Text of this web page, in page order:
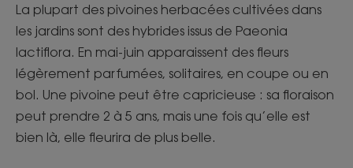
La plupart des pivoines herbacées cultivées dans
les jardins sont des hybrides issus de Paeonia
lactiflora. En mai-juin apparaissent des fleurs
légèrement parfumées, solitaires, en coupe ou en
bol. Une pivoine peut être capricieuse : sa floraison
peut prendre 2 à 5 ans, mais une fois qu’elle est
bien là, elle fleurira de plus belle.